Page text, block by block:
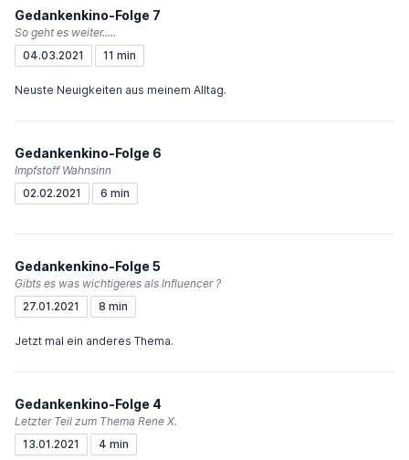
Gedankenkino-Folge 7
So geht es weiter.....
04.03.2021
11 min
Neuste Neuigkeiten aus meinem Alltag.
Gedankenkino-Folge 6
Impfstoff Wahnsinn
02.02.2021
6 min
Gedankenkino-Folge 5
Gibts es was wichtigeres als Influencer ?
27.01.2021
8 min
Jetzt mal ein anderes Thema.
Gedankenkino-Folge 4
Letzter Teil zum Thema Rene X.
13.01.2021
4 min